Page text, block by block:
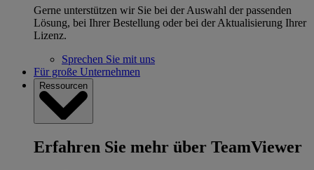
Gerne unterstützen wir Sie bei der Auswahl der passenden
Lösung, bei Ihrer Bestellung oder bei der Aktualisierung Ihrer
Lizenz.
Sprechen Sie mit uns
Für große Unternehmen
Ressourcen
Erfahren Sie mehr über TeamViewer